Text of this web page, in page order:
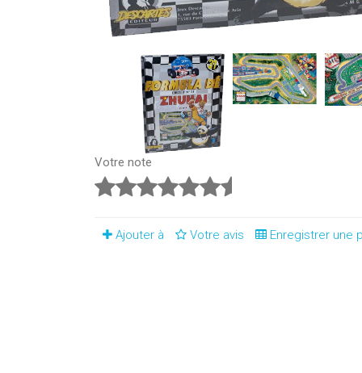
Votre note
Ajouter à Votre avis Enregistrer une